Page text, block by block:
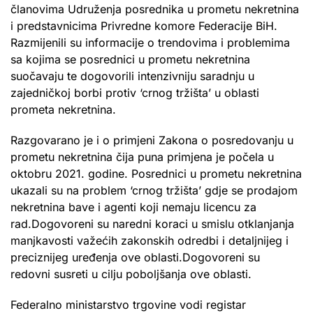
članovima Udruženja posrednika u prometu nekretnina
i predstavnicima Privredne komore Federacije BiH.
Razmijenili su informacije o trendovima i problemima
sa kojima se posrednici u prometu nekretnina
suočavaju te dogovorili intenzivniju saradnju u
zajedničkoj borbi protiv ‘crnog tržišta’ u oblasti
prometa nekretnina.
Razgovarano je i o primjeni Zakona o posredovanju u
prometu nekretnina čija puna primjena je počela u
oktobru 2021. godine. Posrednici u prometu nekretnina
ukazali su na problem ‘crnog tržišta’ gdje se prodajom
nekretnina bave i agenti koji nemaju licencu za
rad.Dogovoreni su naredni koraci u smislu otklanjanja
manjkavosti važećih zakonskih odredbi i detaljnijeg i
preciznijeg uređenja ove oblasti.Dogovoreni su
redovni susreti u cilju poboljšanja ove oblasti.
Federalno ministarstvo trgovine vodi registar